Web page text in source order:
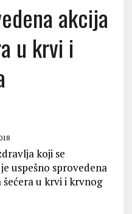
akcija
u krvi i
koji se
uspešno sprovedena
u krvi i krvnog